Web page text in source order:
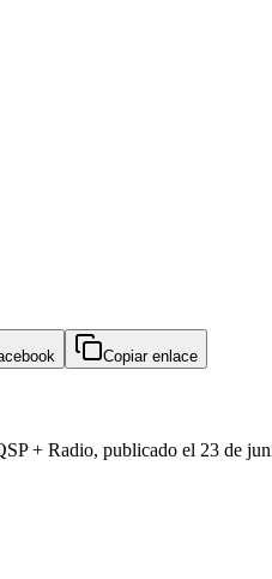
Copiar enlace
+ Radio, publicado el 23 de